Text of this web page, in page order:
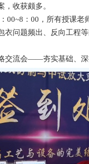
收获颇多。
00~8：00，所有授课
问题频出、反向工程等
交流会——夯实基础、深